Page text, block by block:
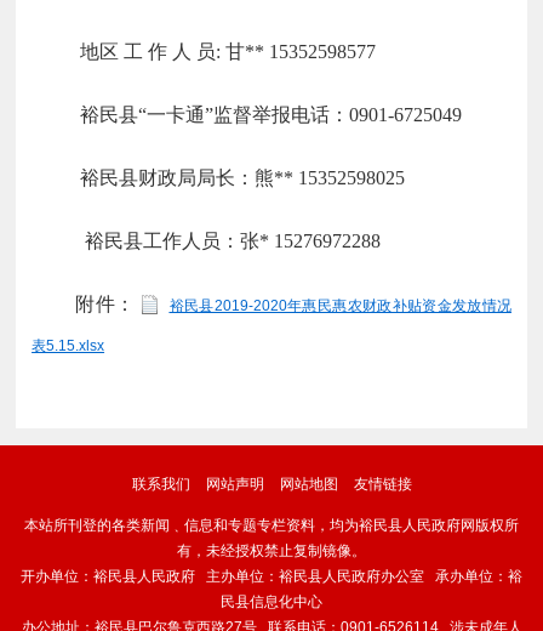
地区 工 作 人 员: 甘** 15352598577
裕民县“一卡通”监督举报电话：0901-6725049
裕民县财政局局长：熊** 15352598025
裕民县工作人员：张* 15276972288
附件： 裕民县2019-2020年惠民惠农财政补贴资金发放情况
表5.15.xlsx
联系我们 网站声明 网站地图 友情链接
本站所刊登的各类新闻﹑信息和专题专栏资料，均为裕民县人民政府网版权所
有，未经授权禁止复制镜像。
开办单位：裕民县人民政府 主办单位：裕民县人民政府办公室 承办单位：裕
民县信息化中心
办公地址：裕民县巴尔鲁克西路27号 联系电话：0901-6526114 涉未成年人